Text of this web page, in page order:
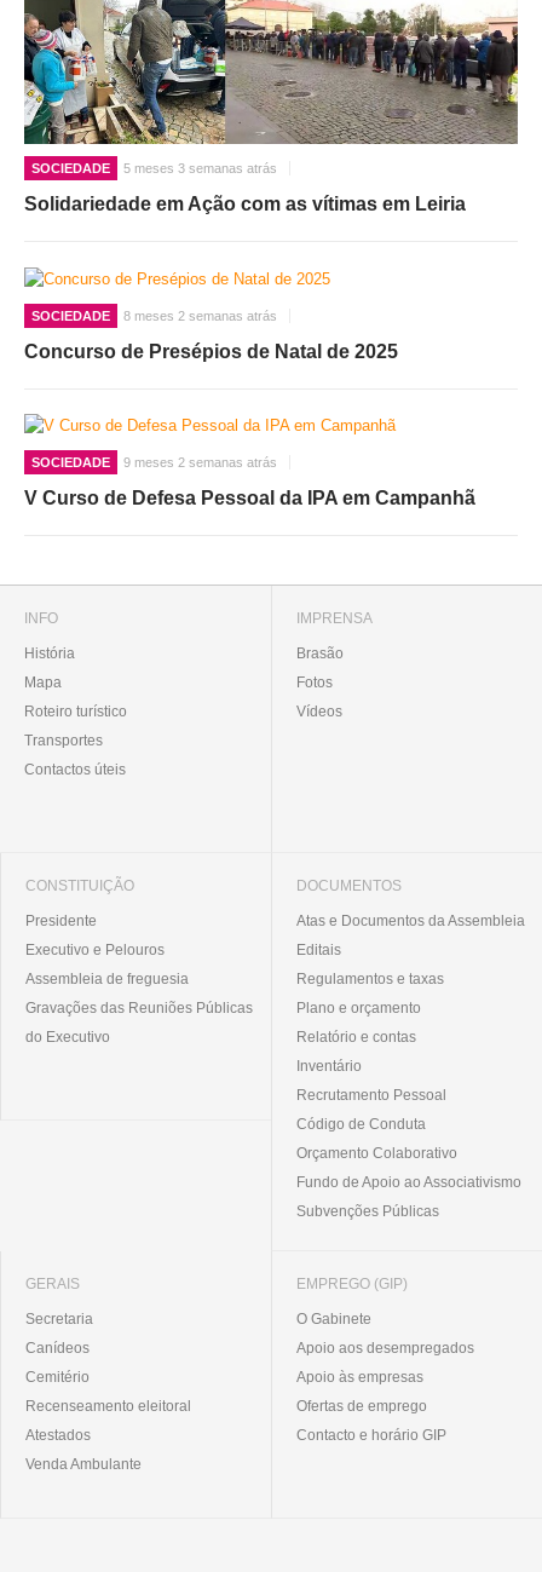
SOCIEDADE 5 meses 3 semanas atrás
Solidariedade em Ação com as vítimas em Leiria
SOCIEDADE 8 meses 2 semanas atrás
Concurso de Presépios de Natal de 2025
SOCIEDADE 9 meses 2 semanas atrás
V Curso de Defesa Pessoal da IPA em Campanhã
INFO
História
Mapa
Roteiro turístico
Transportes
Contactos úteis
IMPRENSA
Brasão
Fotos
Vídeos
CONSTITUIÇÃO
Presidente
Executivo e Pelouros
Assembleia de freguesia
Gravações das Reuniões Públicas
do Executivo
DOCUMENTOS
Atas e Documentos da Assembleia
Editais
Regulamentos e taxas
Plano e orçamento
Relatório e contas
Inventário
Recrutamento Pessoal
Código de Conduta
Orçamento Colaborativo
Fundo de Apoio ao Associativismo
Subvenções Públicas
GERAIS
Secretaria
Canídeos
Cemitério
Recenseamento eleitoral
Atestados
Venda Ambulante
EMPREGO (GIP)
O Gabinete
Apoio aos desempregados
Apoio às empresas
Ofertas de emprego
Contacto e horário GIP